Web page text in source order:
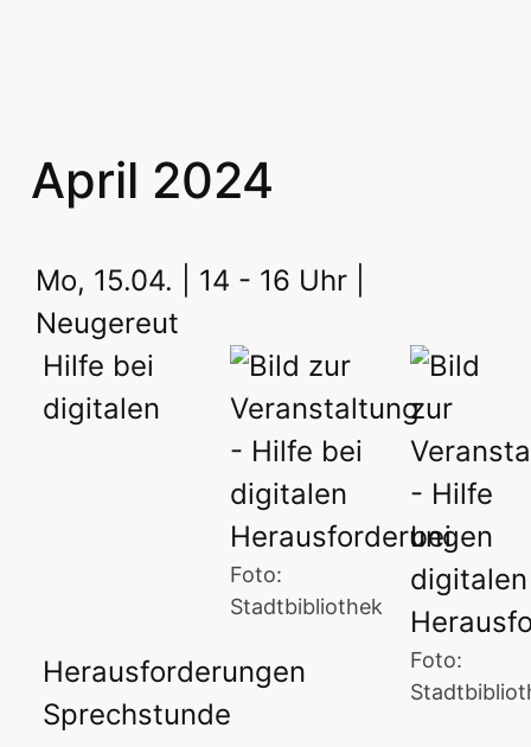
April 2024
Mo, 15.04. | 14 - 16 Uhr |
Neugereut
Foto:
Foto:
Stadtbibliothek
Hilfe bei
digitalen
Herausforderungen
Sprechstunde